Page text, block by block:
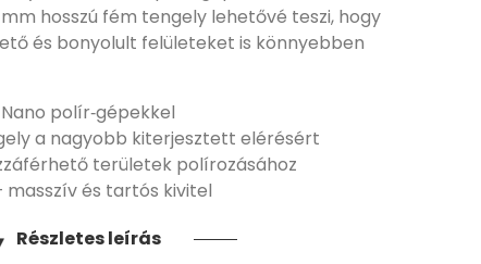
hosszú fém tengely lehetővé teszi, hogy
és bonyolult felületeket is könnyebben
Nano polír‑gépekkel
a nagyobb kiterjesztett elérésért
területek polírozásához
masszív és tartós kivitel
Részletes leírás